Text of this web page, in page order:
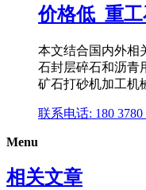
价格低_重
本文结合国内外相
石封层碎石和沥青
矿石打砂机加工机
联系电话: 180 3780
Menu
相关文章